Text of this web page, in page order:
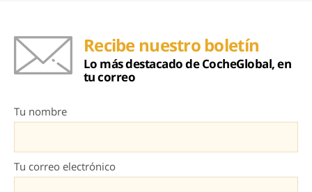
Recibe nuestro boletín
Lo más destacado de CocheGlobal, en
tu correo
Tu nombre
Tu correo electrónico